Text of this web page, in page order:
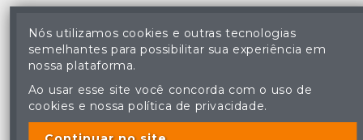
Nós utilizamos cookies e outras tecnologias
semelhantes para possibilitar sua experiência em
nossa plataforma.
Ao usar esse site você concorda com o uso de
cookies e nossa política de privacidade.